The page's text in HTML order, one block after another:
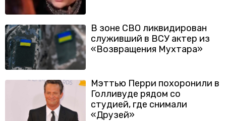
В зоне СВО ликвидирован
служивший в ВСУ актер из
«Возвращения Мухтара»
Мэттью Перри похоронили в
Голливуде рядом со
студией, где снимали
«Друзей»